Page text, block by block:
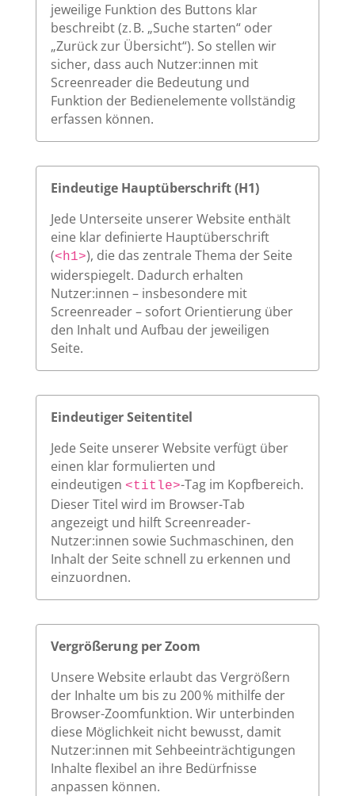
jeweilige Funktion des Buttons klar
beschreibt (z. B. „Suche starten“ oder
„Zurück zur Übersicht“). So stellen wir
sicher, dass auch Nutzer:innen mit
Screenreader die Bedeutung und
Funktion der Bedienelemente vollständig
erfassen können.
Eindeutige Hauptüberschrift (H1)
Jede Unterseite unserer Website enthält
eine klar definierte Hauptüberschrift
(<h1>), die das zentrale Thema der Seite
widerspiegelt. Dadurch erhalten
Nutzer:innen – insbesondere mit
Screenreader – sofort Orientierung über
den Inhalt und Aufbau der jeweiligen
Seite.
Eindeutiger Seitentitel
Jede Seite unserer Website verfügt über
einen klar formulierten und
eindeutigen <title>-Tag im Kopfbereich.
Dieser Titel wird im Browser-Tab
angezeigt und hilft Screenreader-
Nutzer:innen sowie Suchmaschinen, den
Inhalt der Seite schnell zu erkennen und
einzuordnen.
Vergrößerung per Zoom
Unsere Website erlaubt das Vergrößern
der Inhalte um bis zu 200 % mithilfe der
Browser-Zoomfunktion. Wir unterbinden
diese Möglichkeit nicht bewusst, damit
Nutzer:innen mit Sehbeeinträchtigungen
Inhalte flexibel an ihre Bedürfnisse
anpassen können.